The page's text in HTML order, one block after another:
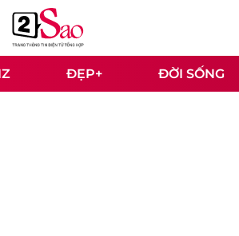
ĐẸP+ ĐỜI SỐNG